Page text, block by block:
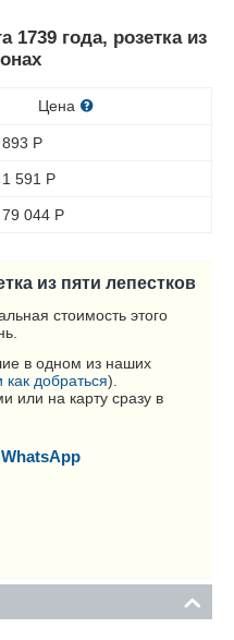
1739 года, розетка из
Цена
893 Р
1 591 Р
79 044 Р
из пяти лепестков
стоимость этого
в одном из наших
добраться).
или на карту сразу в
WhatsApp